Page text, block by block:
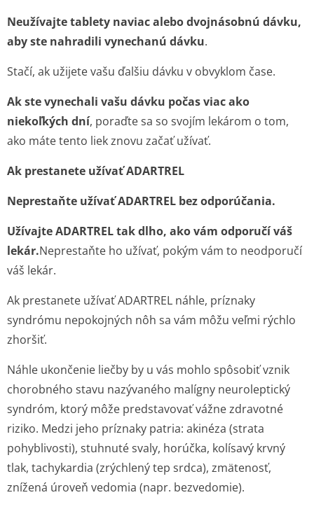
Neužívajte tablety naviac alebo dvojnásobnú dávku,
aby ste nahradili vynechanú dávku.
Stačí, ak užijete vašu ďalšiu dávku v obvyklom čase.
Ak ste vynechali vašu dávku počas viac ako
niekoľkých dní, poraďte sa so svojím lekárom o tom,
ako máte tento liek znovu začať užívať.
Ak prestanete užívať ADARTREL
Neprestaňte užívať ADARTREL bez odporúčania.
Užívajte ADARTREL tak dlho, ako vám odporučí váš
lekár.Neprestaňte ho užívať, pokým vám to neodporučí
váš lekár.
Ak prestanete užívať ADARTREL náhle, príznaky
syndrómu nepokojných nôh sa vám môžu veľmi rýchlo
zhoršiť.
Náhle ukončenie liečby by u vás mohlo spôsobiť vznik
chorobného stavu nazývaného malígny neuroleptický
syndróm, ktorý môže predstavovať vážne zdravotné
riziko. Medzi jeho príznaky patria: akinéza (strata
pohyblivosti), stuhnuté svaly, horúčka, kolísavý krvný
tlak, tachykardia (zrýchlený tep srdca), zmätenosť,
znížená úroveň vedomia (napr. bezvedomie).